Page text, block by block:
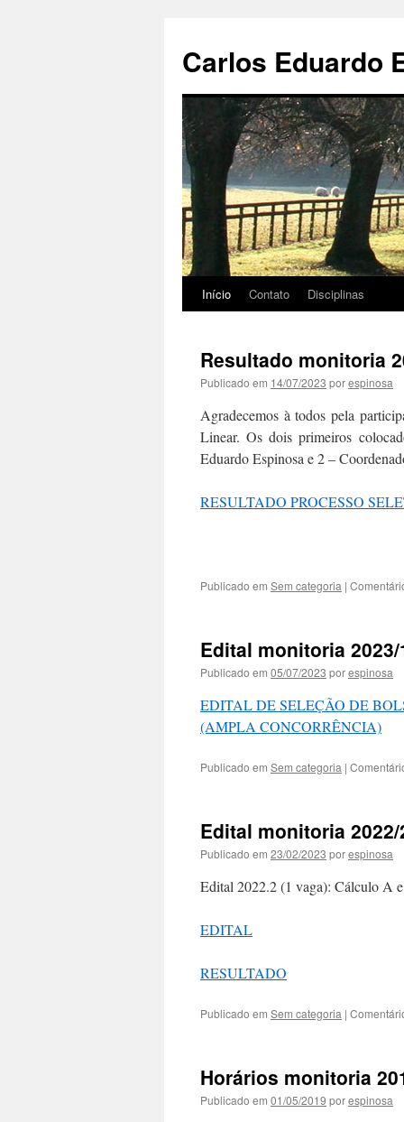
o
conteúdo
Carlos Eduardo
Início Contato Disciplinas
Resultado monitoria
Publicado em 14/07/2023 porespinosa
Agradecemos à todos pela
Linear. Os dois primeiros
Eduardo Espinosa e 2 –
RESULTADO PROCESSO
Publicado em Sem categoria |
Edital monitoria 2023/
Publicado em 05/07/2023 porespinosa
EDITAL DE SELEÇÃO DE
(AMPLA CONCORRÊNCIA)
Publicado em Sem categoria |
Edital monitoria 2022/
Publicado em 23/02/2023 porespinosa
Edital 2022.2 (1 vaga): Cálculo A
EDITAL
RESULTADO
Publicado em Sem categoria |
Horários monitoria
Publicado em 01/05/2019 porespinosa